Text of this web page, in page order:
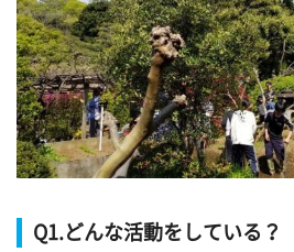
Q1.どんな活動をしている？